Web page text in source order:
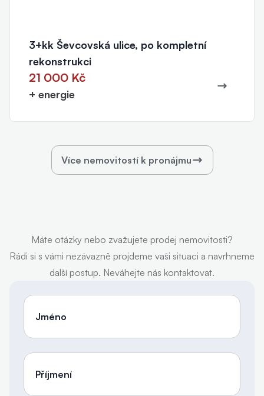
3+kk Ševcovská ulice, po kompletní
rekonstrukci
21 000 Kč
+ energie
Více nemovitostí k pronájmu
Máte otázky nebo zvažujete prodej nemovitosti?
Rádi si s vámi nezávazně projdeme vaši situaci a navrhneme
další postup. Neváhejte nás kontaktovat.
Jméno
Příjmení